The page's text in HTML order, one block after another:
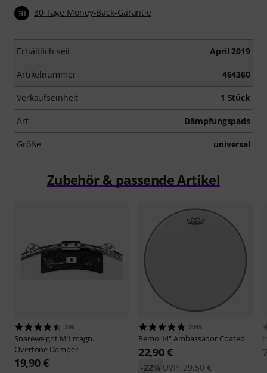
30 30 Tage Money-Back-Garantie
Erhältlich seit April 2019
Artikelnummer 464360
Verkaufseinheit 1 Stück
Art Dämpfungspads
Größe universal
Zubehör & passende Artikel
296
Snareweight M1 magn.
Overtone Damper
19,90 €
2045
Remo 14" Ambassador Coated
22,90 €
UVP: 29,50 €
-22%